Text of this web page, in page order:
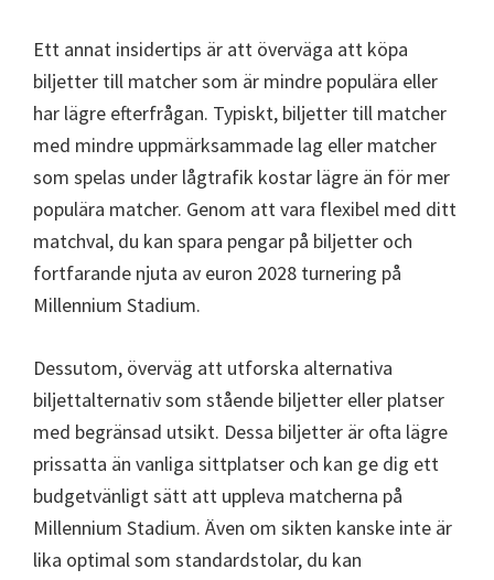
Ett annat insidertips är att överväga att köpa
biljetter till matcher som är mindre populära eller
har lägre efterfrågan. Typiskt, biljetter till matcher
med mindre uppmärksammade lag eller matcher
som spelas under lågtrafik kostar lägre än för mer
populära matcher. Genom att vara flexibel med ditt
matchval, du kan spara pengar på biljetter och
fortfarande njuta av euron 2028 turnering på
Millennium Stadium.
Dessutom, överväg att utforska alternativa
biljettalternativ som stående biljetter eller platser
med begränsad utsikt. Dessa biljetter är ofta lägre
prissatta än vanliga sittplatser och kan ge dig ett
budgetvänligt sätt att uppleva matcherna på
Millennium Stadium. Även om sikten kanske inte är
lika optimal som standardstolar, du kan